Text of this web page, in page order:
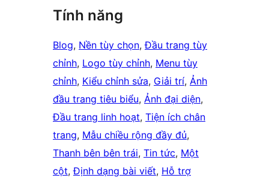
Tính năng
Blog, Nền tùy chọn, Đầu trang tùy
chỉnh, Logo tùy chỉnh, Menu tùy
chỉnh, Kiểu chỉnh sửa, Giải trí, Ảnh
đầu trang tiêu biểu, Ảnh đại diện
Đầu trang linh hoạt, Tiện ích chân
trang, Mẫu chiều rộng đầy đủ
Thanh bên bên trái, Tin tức, Một
cột, Định dạng bài viết, Hỗ trợ